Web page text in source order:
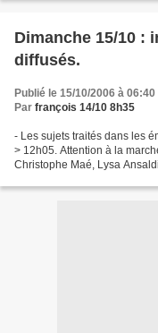
Dimanche 15/10 :
diffusés.
Publié le 15/10/2006 à 06:40
Par françois 14/10 8h35
- Les sujets traités dans les
> 12h05. Attention à la
Christophe Maé, Lysa